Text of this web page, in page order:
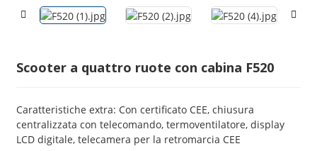
Scooter a quattro ruote con cabina F520
Caratteristiche extra: Con certificato CEE, chiusura
centralizzata con telecomando, termoventilatore, display
LCD digitale, telecamera per la retromarcia CEE